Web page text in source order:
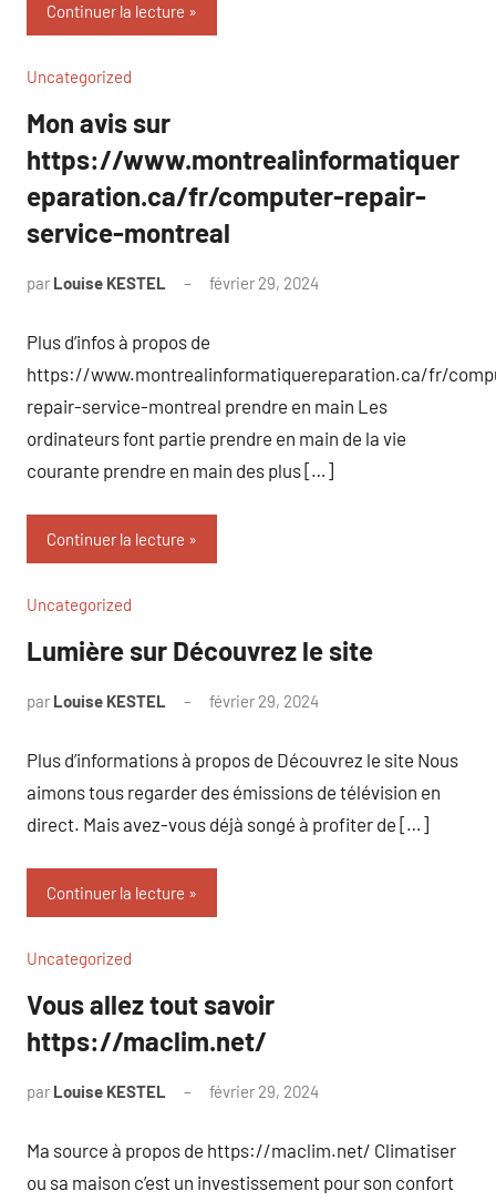
Continuer la lecture
Uncategorized
Mon avis sur
https://www.montrealinformatiquer
eparation.ca/fr/computer-repair-
service-montreal
par Louise KESTEL février 29, 2024
Plus d’infos à propos de
https://www.montrealinformatiquereparation.ca/fr/
repair-service-montreal prendre en main Les
ordinateurs font partie prendre en main de la vie
courante prendre en main des plus […]
Continuer la lecture
Uncategorized
Lumière sur Découvrez le site
par Louise KESTEL février 29, 2024
Plus d’informations à propos de Découvrez le site Nous
aimons tous regarder des émissions de télévision en
direct. Mais avez-vous déjà songé à profiter de […]
Continuer la lecture
Uncategorized
Vous allez tout savoir
https://maclim.net/
par Louise KESTEL février 29, 2024
Ma source à propos de https://maclim.net/ Climatiser
ou sa maison c’est un investissement pour son confort